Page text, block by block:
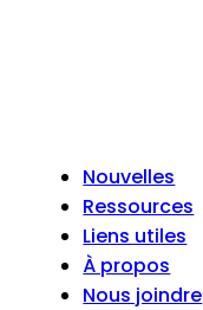
Nouvelles
Ressources
Liens utiles
À propos
Nous joindre